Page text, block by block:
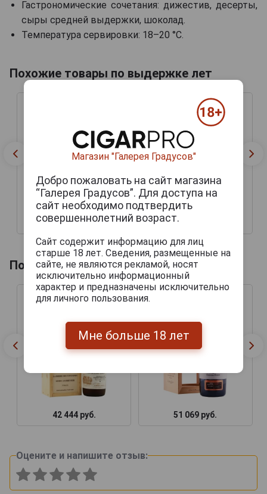
Гастрономические сочетания: дижестив, десерты,
сыры средней выдержки, шоколад.
Температура сервировки: 18–20 °C.
Похожие товары по выдержке лет
42 444 руб. 51 069 руб.
Похожие товары по году производства
42 444 руб. 51 069 руб.
Оцените и напишите отзыв:
Магазин "Галерея Градусов"
Добро пожаловать на сайт магазина
“Галерея Градусов”. Для доступа на
сайт необходимо подтвердить
совершеннолетний возраст.
Сайт содержит информацию для лиц
старше 18 лет. Сведения, размещенные на
сайте, не являются рекламой, носят
исключительно информационный
характер и предназначены исключительно
для личного пользования.
Мне больше 18 лет